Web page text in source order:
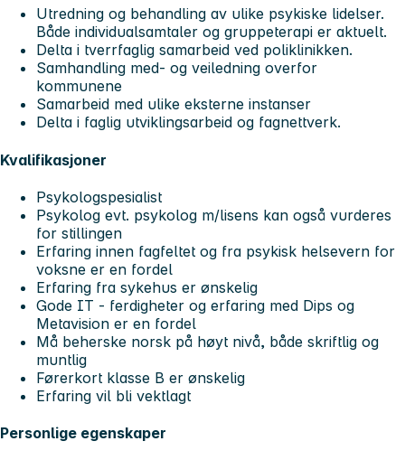
Utredning og behandling av ulike psykiske lidelser.
Både individualsamtaler og gruppeterapi er aktuelt.
Delta i tverrfaglig samarbeid ved poliklinikken.
Samhandling med- og veiledning overfor
kommunene
Samarbeid med ulike eksterne instanser
Delta i faglig utviklingsarbeid og fagnettverk.
Kvalifikasjoner
Psykologspesialist
Psykolog evt. psykolog m/lisens kan også vurderes
for stillingen
Erfaring innen fagfeltet og fra psykisk helsevern for
voksne er en fordel
Erfaring fra sykehus er ønskelig
Gode IT - ferdigheter og erfaring med Dips og
Metavision er en fordel
Må beherske norsk på høyt nivå, både skriftlig og
muntlig
Førerkort klasse B er ønskelig
Erfaring vil bli vektlagt
Personlige egenskaper